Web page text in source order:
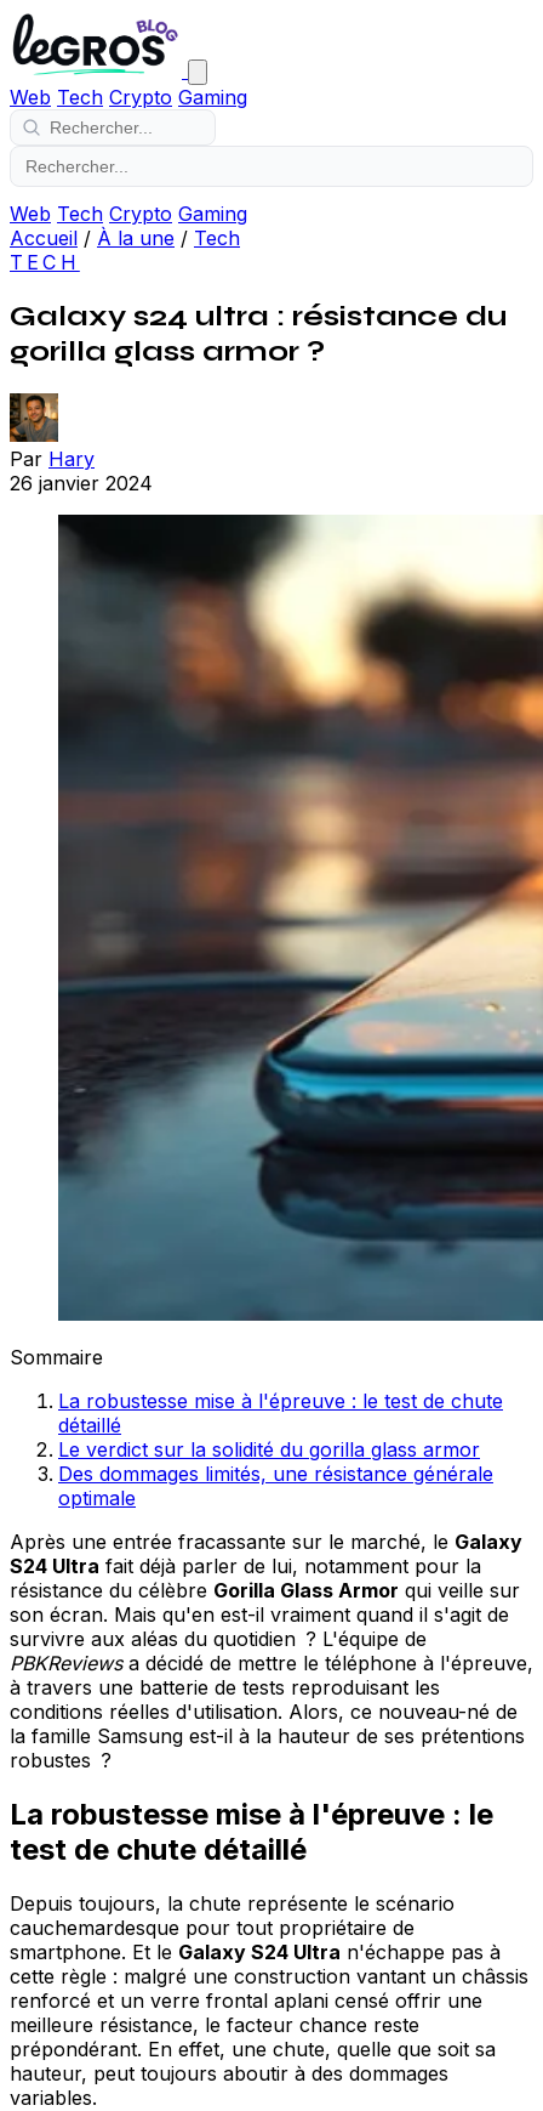
Web Tech Crypto Gaming
Web Tech Crypto Gaming
Accueil / À la une / Tech
TECH
Galaxy s24 ultra : résistance du
gorilla glass armor ?
Par Hary
26 janvier 2024
Sommaire
La robustesse mise à l'épreuve : le test de chute
détaillé
Le verdict sur la solidité du gorilla glass armor
Des dommages limités, une résistance générale
optimale
Après une entrée fracassante sur le marché, le Galaxy
S24 Ultra fait déjà parler de lui, notamment pour la
résistance du célèbre Gorilla Glass Armor qui veille sur
son écran. Mais qu'en est-il vraiment quand il s'agit de
survivre aux aléas du quotidien ? L'équipe de
PBKReviewsa décidé de mettre le téléphone à l'épreuve,
à travers une batterie de tests reproduisant les
conditions réelles d'utilisation. Alors, ce nouveau-né de
la famille Samsung est-il à la hauteur de ses prétentions
robustes ?
La robustesse mise à l'épreuve : le
test de chute détaillé
Depuis toujours, la chute représente le scénario
cauchemardesque pour tout propriétaire de
smartphone. Et le Galaxy S24 Ultra n'échappe pas à
cette règle : malgré une construction vantant un châssis
renforcé et un verre frontal aplani censé offrir une
meilleure résistance, le facteur chance reste
prépondérant. En effet, une chute, quelle que soit sa
hauteur, peut toujours aboutir à des dommages
variables.